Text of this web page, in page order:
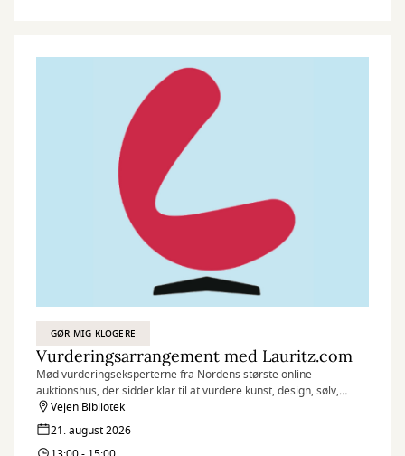
nogle af sæsonens aktiviteter, blandt andet Højskolesang og
Vejen Kommunes borgmester, Christian Lund, kigger forbi og er
med til at markere starten på efterårssæsonen.
Tag familie, venner eller naboen under armen, og kom forbi til et
par hyggelige timer med inspiration, fællesskab og god stemning.
Tilmelding er ikke nødvendig – du møder bare op.
GØR MIG KLOGERE
Vurderingsarrangement med Lauritz.com
Mød vurderingseksperterne fra Nordens største online
auktionshus, der sidder klar til at vurdere kunst, design, sølv,
legetøj, keramik, porcelæn, møbler, antikviteter, lamper m.m.
Medbring dine ejendele - eller fotos, hvis de er for store til at tage
Vejen Bibliotek
21. august 2026